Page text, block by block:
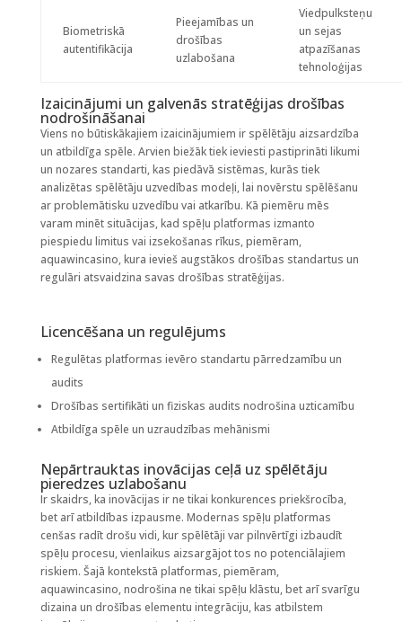
Biometriskā
autentifikācija
Pieejamības un
drošības
uzlabošana
Viedpulksteņu
un sejas
atpazīšanas
tehnoloģijas
Izaicinājumi un galvenās stratēģijas drošības
nodrošināšanai
Viens no būtiskākajiem izaicinājumiem ir spēlētāju aizsardzība
un atbildīga spēle. Arvien biežāk tiek ieviesti pastiprināti likumi
un nozares standarti, kas piedāvā sistēmas, kurās tiek
analizētas spēlētāju uzvedības modeļi, lai novērstu spēlēšanu
ar problemātisku uzvedību vai atkarību. Kā piemēru mēs
varam minēt situācijas, kad spēļu platformas izmanto
piespiedu limitus vai izsekošanas rīkus, piemēram,
aquawincasino, kura ievieš augstākos drošības standartus un
regulāri atsvaidzina savas drošības stratēģijas.
Licencēšana un regulējums
Regulētas platformas ievēro standartu pārredzamību un
audits
Drošības sertifikāti un fiziskas audits nodrošina uzticamību
Atbildīga spēle un uzraudzības mehānismi
Nepārtrauktas inovācijas ceļā uz spēlētāju
pieredzes uzlabošanu
Ir skaidrs, ka inovācijas ir ne tikai konkurences priekšrocība,
bet arī atbildības izpausme. Modernas spēļu platformas
cenšas radīt drošu vidi, kur spēlētāji var pilnvērtīgi izbaudīt
spēļu procesu, vienlaikus aizsargājot tos no potenciālajiem
riskiem. Šajā kontekstā platformas, piemēram,
aquawincasino, nodrošina ne tikai spēļu klāstu, bet arī svarīgu
dizaina un drošības elementu integrāciju, kas atbilstem